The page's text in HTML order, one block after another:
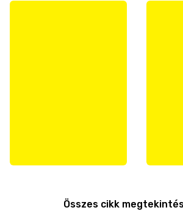
Összes cikk